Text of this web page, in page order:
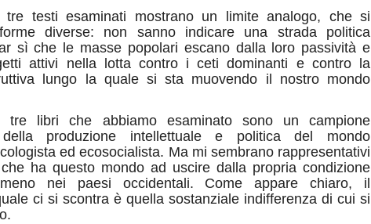
tre testi esaminati mostrano un limite analogo, che si
diverse: non sanno indicare una strada politica
sì che le masse popolari escano dalla loro passività e
attivi nella lotta contro i ceti dominanti e contro la
lungo la quale si sta muovendo il nostro mondo
tre libri che abbiamo esaminato sono un campione
della produzione intellettuale e politica del mondo
ed ecosocialista. Ma mi sembrano rappresentativi
ha questo mondo ad uscire dalla propria condizione
nei paesi occidentali. Come appare chiaro, il
ci si scontra è quella sostanziale indifferenza di cui si